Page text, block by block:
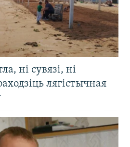
ні сувязі, ні
лягістычная